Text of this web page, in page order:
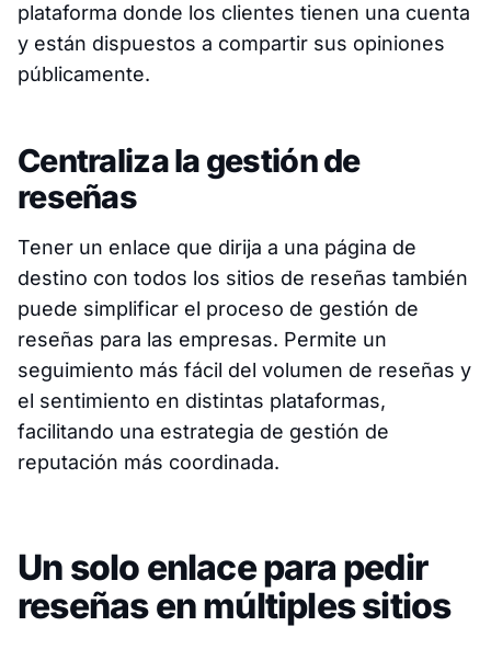
plataforma donde los clientes tienen una cuenta
y están dispuestos a compartir sus opiniones
públicamente.
Centraliza la gestión de
reseñas
Tener un enlace que dirija a una página de
destino con todos los sitios de reseñas también
puede simplificar el proceso de gestión de
reseñas para las empresas. Permite un
seguimiento más fácil del volumen de reseñas y
el sentimiento en distintas plataformas,
facilitando una estrategia de gestión de
reputación más coordinada.
Un solo enlace para pedir
reseñas en múltiples sitios